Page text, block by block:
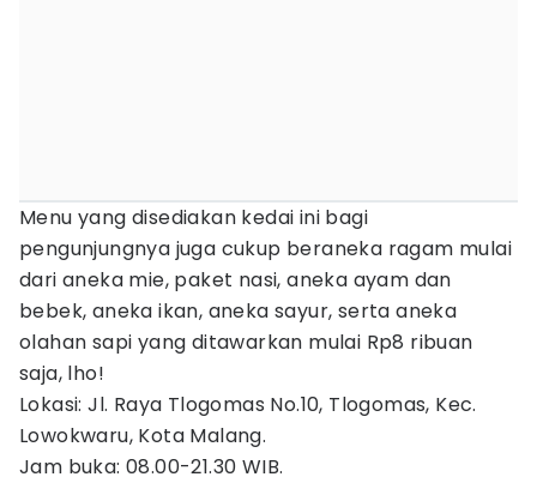
Menu yang disediakan kedai ini bagi
pengunjungnya juga cukup beraneka ragam mulai
dari aneka mie, paket nasi, aneka ayam dan
bebek, aneka ikan, aneka sayur, serta aneka
olahan sapi yang ditawarkan mulai Rp8 ribuan
saja, lho!
Lokasi: Jl. Raya Tlogomas No.10, Tlogomas, Kec.
Lowokwaru, Kota Malang.
Jam buka: 08.00-21.30 WIB.